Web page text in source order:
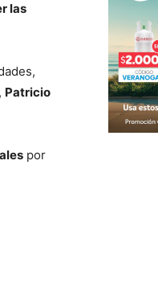
las
Patricio
por